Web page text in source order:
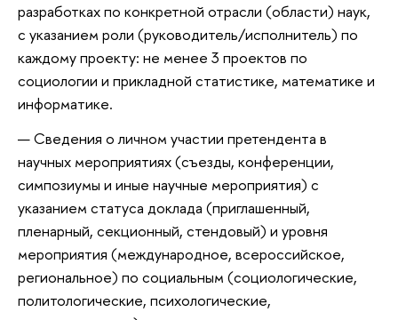
разработках по конкретной отрасли (области) наук,
с указанием роли (руководитель/исполнитель) по
каждому проекту: не менее 3 проектов по
социологии и прикладной статистике, математике и
информатике.
Сведения о личном участии претендента в
научных мероприятиях (съезды, конференции,
симпозиумы и иные научные мероприятия) с
указанием статуса доклада (приглашенный,
пленарный, секционный, стендовый) и уровня
мероприятия (международное, всероссийское,
региональное) по социальным (социологические,
политологические, психологические,